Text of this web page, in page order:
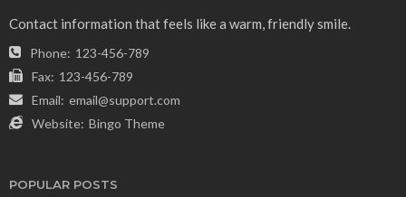
Contact information that feels like a warm, friendly smile.
Phone: 123-456-789
Fax: 123-456-789
Email: email@support.com
Website: Bingo Theme
POPULAR POSTS